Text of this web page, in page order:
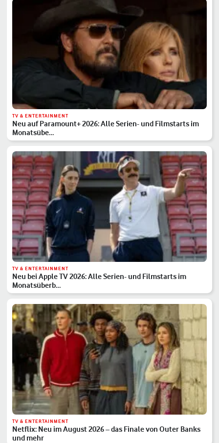
TV & ENTERTAINMENT
Neu auf Paramount+ 2026: Alle Serien- und Filmstarts im
Monatsübe…
TV & ENTERTAINMENT
Neu bei Apple TV 2026: Alle Serien- und Filmstarts im
Monatsüberb…
TV & ENTERTAINMENT
Netflix: Neu im August 2026 – das Finale von Outer Banks
und mehr